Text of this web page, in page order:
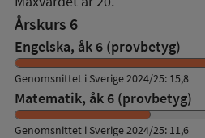
Årskurs 6
Engelska, åk 6 (provbetyg)
Genomsnittet i Sverige 2024/25: 15,8
Matematik, åk 6 (provbetyg)
Genomsnittet i Sverige 2024/25: 11,6